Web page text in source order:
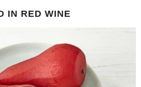
IN RED WINE